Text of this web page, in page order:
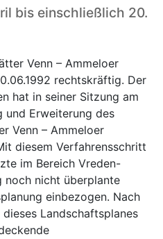
bis einschließlich 20.
Venn – Ammeloer
rechtskräftig. Der
hat in seiner Sitzung am
und Erweiterung des
Venn – Ammeloer
diesem Verfahrensschritt
im Bereich Vreden-
noch nicht überplante
einbezogen. Nach
Landschaftsplanes